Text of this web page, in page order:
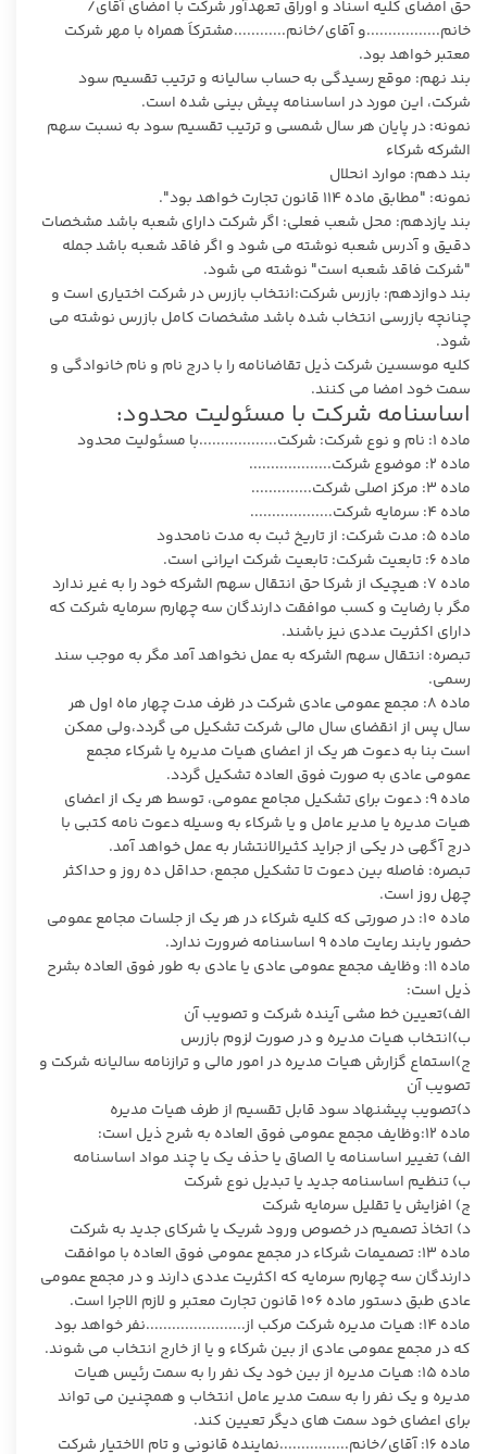
حق امضای کلیه اسناد و اوراق تعهدآور شرکت با امضای آقای/
خانم.................و آقای/خانم............مشترکاَ همراه با مهر شرکت
معتبر خواهد بود.
بند نهم: موقع رسیدگی به حساب سالیانه و ترتیب تقسیم سود
شرکت، این مورد در اساسنامه پیش بینی شده است.
نمونه: در پایان هر سال شمسی و ترتیب تقسیم سود به نسبت سهم
الشرکه شرکاء
بند دهم: موارد انحلال
نمونه: "مطابق ماده 114 قانون تجارت خواهد بود".
بند یازدهم: محل شعب فعلی: اگر شرکت دارای شعبه باشد مشخصات
دقیق و آدرس شعبه نوشته می شود و اگر فاقد شعبه باشد جمله
"شرکت فاقد شعبه است" نوشته می شود.
بند دوازدهم: بازرس شرکت:انتخاب بازرس در شرکت اختیاری است و
چنانچه بازرسی انتخاب شده باشد مشخصات کامل بازرس نوشته می
شود.
کلیه موسسین شرکت ذیل تقاضانامه را با درج نام و نام خانوادگی و
سمت خود امضا می کنند.
اساسنامه شرکت با مسئولیت محدود:
ماده 1: نام و نوع شرکت: شرکت..................با مسئولیت محدود
ماده 2: موضوع شرکت...................
ماده 3: مرکز اصلی شرکت..............
ماده 4: سرمایه شرکت...................
ماده 5: مدت شرکت: از تاریخ ثبت به مدت نامحدود
ماده 6: تابعیت شرکت: تابعیت شرکت ایرانی است.
ماده 7: هیچیک از شرکا حق انتقال سهم الشرکه خود را به غیر ندارد
مگر با رضایت و کسب موافقت دارندگان سه چهارم سرمایه شرکت که
دارای اکثریت عددی نیز باشند.
تبصره: انتقال سهم الشرکه به عمل نخواهد آمد مگر به موجب سند
رسمی.
ماده 8: مجمع عمومی عادی شرکت در ظرف مدت چهار ماه اول هر
سال پس از انقضای سال مالی شرکت تشکیل می گردد،ولی ممکن
است بنا به دعوت هر یک از اعضای هیات مدیره یا شرکاء مجمع
عمومی عادی به صورت فوق العاده تشکیل گردد.
ماده 9: دعوت برای تشکیل مجامع عمومی، توسط هر یک از اعضای
هیات مدیره یا مدیر عامل و یا شرکاء به وسیله دعوت نامه کتبی با
درج آگهی در یکی از جراید کثیرالانتشار به عمل خواهد آمد.
تبصره: فاصله بین دعوت تا تشکیل مجمع، حداقل ده روز و حداکثر
چهل روز است.
ماده 10: در صورتی که کلیه شرکاء در هر یک از جلسات مجامع عمومی
حضور یابند رعایت ماده 9 اساسنامه ضرورت ندارد.
ماده 11: وظایف مجمع عمومی عادی یا عادی به طور فوق العاده بشرح
ذیل است:
الف)تعیین خط مشی آینده شرکت و تصویب آن
ب)انتخاب هیات مدیره و در صورت لزوم بازرس
ج)استماع گزارش هیات مدیره در امور مالی و ترازنامه سالیانه شرکت و
تصویب آن
د)تصویب پیشنهاد سود قابل تقسیم از طرف هیات مدیره
ماده 12:وظایف مجمع عمومی فوق العاده به شرح ذیل است:
الف) تغییر اساسنامه یا الصاق یا حذف یک یا چند مواد اساسنامه
ب) تنظیم اساسنامه جدید یا تبدیل نوع شرکت
ج) افزایش یا تقلیل سرمایه شرکت
د) اتخاذ تصمیم در خصوص ورود شریک یا شرکای جدید به شرکت
ماده 13: تصمیمات شرکاء در مجمع عمومی فوق العاده با موافقت
دارندگان سه چهارم سرمایه که اکثریت عددی دارند و در مجمع عمومی
عادی طبق دستور ماده 106 قانون تجارت معتبر و لازم الاجرا است.
ماده 14: هیات مدیره شرکت مرکب از.......................نفر خواهد بود
که در مجمع عمومی عادی از بین شرکاء و یا از خارج انتخاب می شوند.
ماده 15: هیات مدیره از بین خود یک نفر را به سمت رئیس هیات
مدیره و یک نفر را به سمت مدیر عامل انتخاب و همچنین می تواند
برای اعضای خود سمت های دیگر تعیین کند.
ماده 16: آقای/خانم................نماینده قانونی و تام الاختیار شرکت